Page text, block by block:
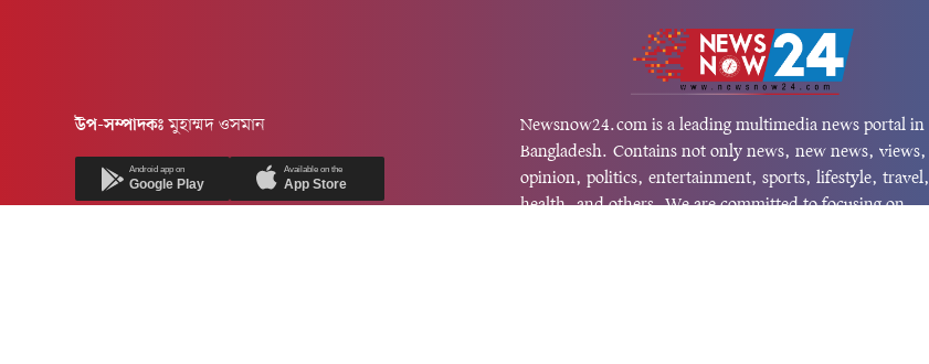
উপ-সম্পাদকঃমুহাম্মদ ওসমান
Android app on
Google Play
Available on the
App Store
Newsnow24.com is a leading multimedia news portal in
Bangladesh. Contains not only news, new news, views,
opinion, politics, entertainment, sports, lifestyle, travel,
health, and others. We are committed to focusing on